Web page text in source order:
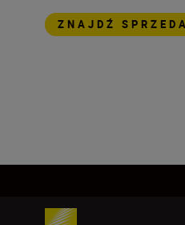
ZNAJDŹ